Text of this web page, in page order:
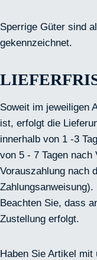
Sperrige Güter sind
gekennzeichnet.
Soweit im jeweiligen
ist, erfolgt die
innerhalb von 1 -3
von 5 - 7 Tagen
Vorauszahlung nach
Zahlungsanweisung).
Beachten Sie, dass
Zustellung erfolgt.
Haben Sie Artikel